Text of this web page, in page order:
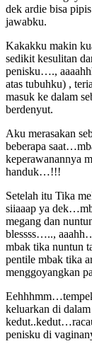
dek ardie bisa
jawabku.
Kakakku makin
sedikit kesulitan
penisku….,
atas tubuhku) ,
masuk ke dalam
berdenyut.
Aku merasakan
beberapa
keperawanannya
handuk…!!!
Setelah itu Tika
siiaaap ya
megang dan
blessss…..,
mbak tika nuntun
pentile mbak tika
menggoyangkan
keluarkan di
penisku di